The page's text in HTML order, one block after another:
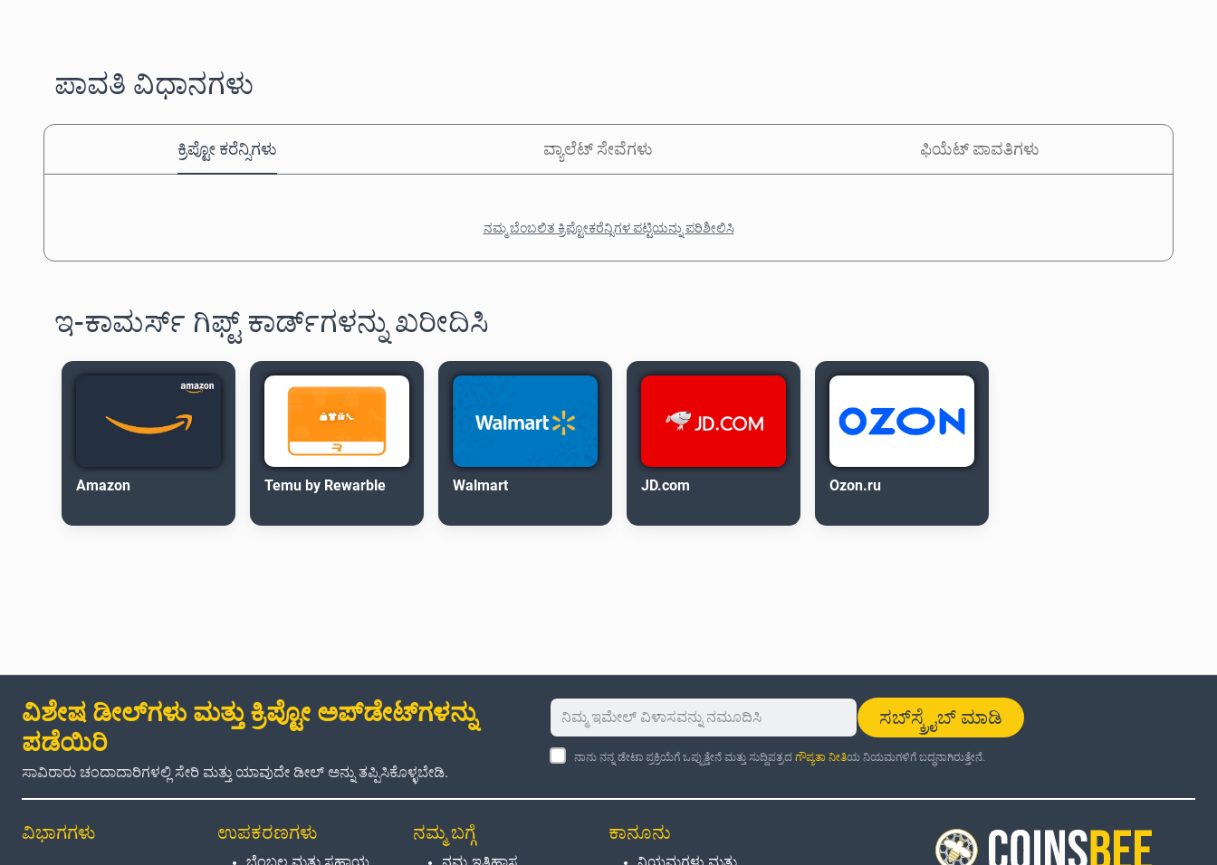
ಪಾವತಿ ವಿಧಾನಗಳು
ಕ್ರಿಪ್ಟೋ ಕರೆನ್ಸಿಗಳು ವ್ಯಾಲೆಟ್ ಸೇವೆಗಳು ಫಿಯೆಟ್ ಪಾವತಿಗಳು
ನಮ್ಮ ಬೆಂಬಲಿತ ಕ್ರಿಪ್ಟೋಕರೆನ್ಸಿಗಳ ಪಟ್ಟಿಯನ್ನು ಪರಿಶೀಲಿಸಿ
ಇ-ಕಾಮರ್ಸ್ ಗಿಫ್ಟ್ ಕಾರ್ಡ್‌ಗಳನ್ನು ಖರೀದಿಸಿ
Amazon Temu by Rewarble Walmart JD.com Ozon.ru
ವಿಶೇಷ ಡೀಲ್‌ಗಳು ಮತ್ತು ಕ್ರಿಪ್ಟೋ ಅಪ್‌ಡೇಟ್‌ಗಳನ್ನು
ಪಡೆಯಿರಿ
ಸಾವಿರಾರು ಚಂದಾದಾರಿಗಳಲ್ಲಿ ಸೇರಿ ಮತ್ತು ಯಾವುದೇ ಡೀಲ್ ಅನ್ನು ತಪ್ಪಿಸಿಕೊಳ್ಳಬೇಡಿ.
ಸಬ್‌ಸ್ಕ್ರೈಬ್ ಮಾಡಿ
ನಾನು ನನ್ನ ಡೇಟಾ ಪ್ರಕ್ರಿಯೆಗೆ ಒಪ್ಪುತ್ತೇನೆ ಮತ್ತು ಸುದ್ದಿಪತ್ರದ ಗೌಪ್ಯತಾ ನೀತಿಯ ನಿಯಮಗಳಿಗೆ ಬದ್ಧನಾಗಿರುತ್ತೇನೆ.
ವಿಭಾಗಗಳು ಉಪಕರಣಗಳು
ಬೆಂಬಲ ಮತ್ತು ಸಹಾಯ
ನಮ್ಮ ಬಗ್ಗೆ
ನಮ್ಮ ಇತಿಹಾಸ
ಕಾನೂನು
ನಿಯಮಗಳು ಮತ್ತು